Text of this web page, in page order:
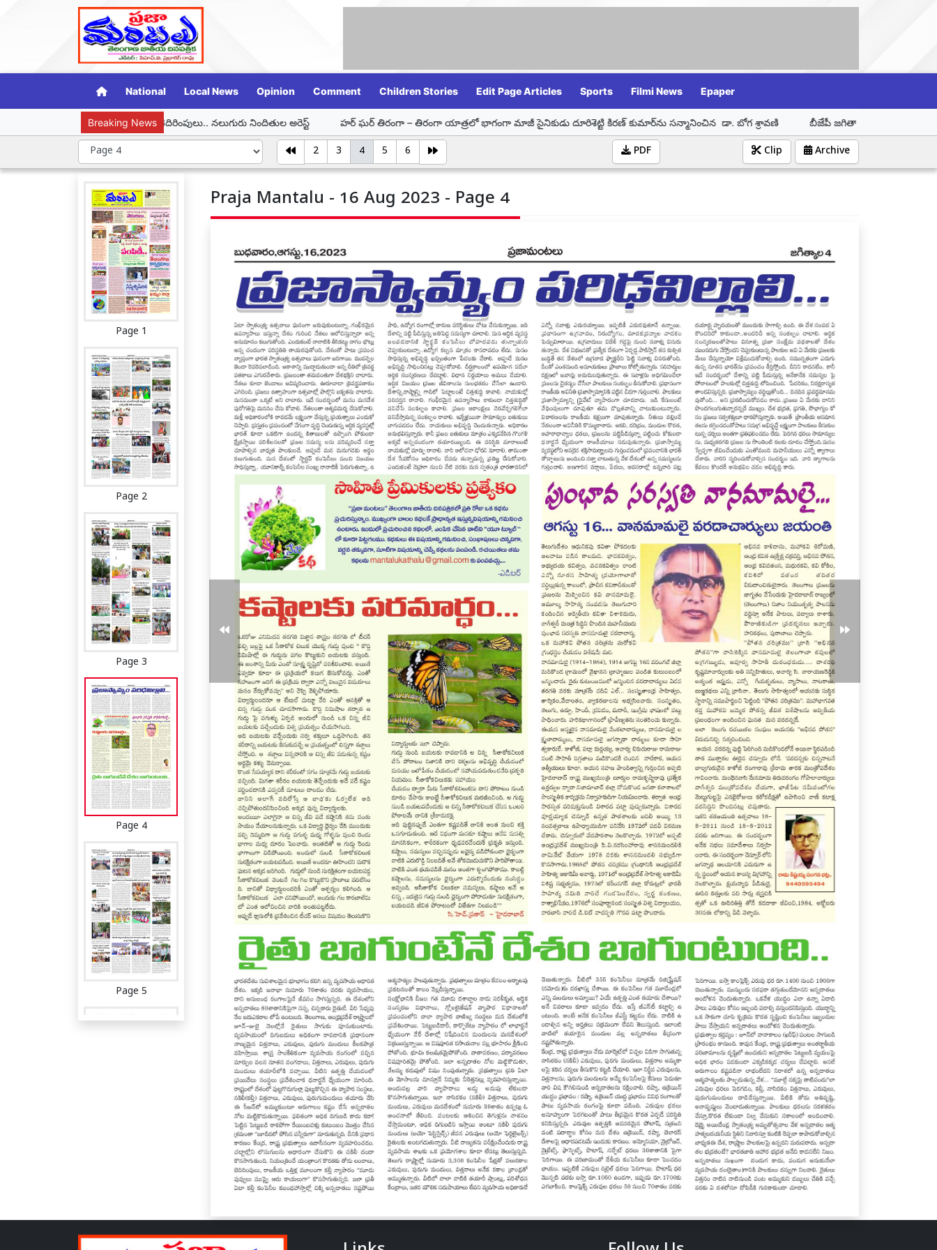
National Local News Opinion Comment Children Stories Edit Page Articles Sports Filmi News Epaper
Breaking News
లైంగిక దాడి, బెదిరింపులు.. నలుగురు నిందితుల అరెస్ట్ హర్ ఘర్ తిరంగా – తిరంగా యాత్రలో భాగంగా మాజీ సైనికుడు దూరిశెట్టి కిరణ్ కుమార్‌ను సన్మానించిన డా. బోగ శ్రావణి బీజేపీ జగిత్యాల నియోజకవర్గ ఇంచార్జ్ డా. బోగ
2 3 4 5 6 PDF Archive
Clip
Page 1
Page 2
Page 3
Page 4
Page 5
Praja Mantalu - 16 Aug 2023 - Page 4